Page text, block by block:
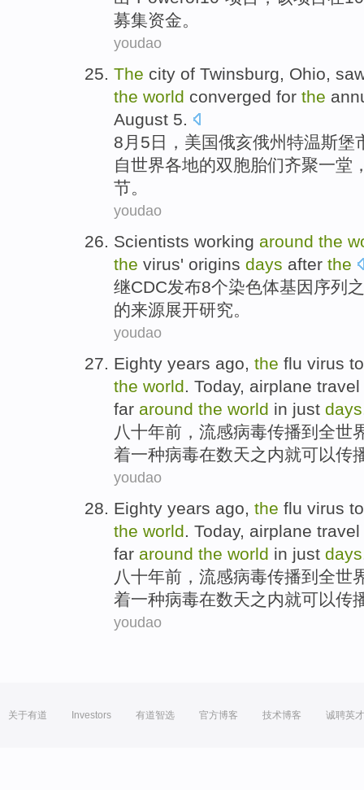
募集资金。
youdao
The city of Twinsburg, Ohio,
the world converged for the
August 5.
8月 5 日 ，美国俄亥俄州特温斯堡
自世界各地的双胞胎们齐聚一堂
节。
youdao
Scientists working around the
the virus' origins days after the
继CDC发布8个染色体基因序列
的来源展开研究。
youdao
Eighty years ago, the flu virus
the world. Today, airplane travel
far around the world in just days
八十年前 ， 流感病毒传播到全世
着一种病毒在数天之内就可以传
youdao
Eighty years ago the flu virus
the world Today, airplane travel
far around the world in just days
八十年前 ， 流感病毒传播到全世
着一种病毒在数天之内就可以传
youdao
关于有道 Investors 有道智选 官方博客 技术博客 诚聘英才